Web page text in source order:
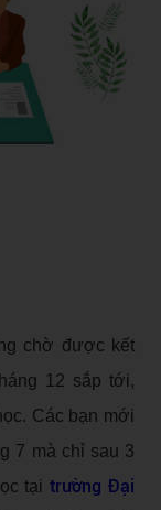
chờ được kết
12 sắp tới,
Các bạn mới
7 mà chỉ sau 3
tạitrường Đại